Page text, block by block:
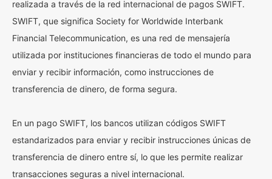
realizada a través de la red internacional de pagos SWIFT.
SWIFT, que significa Society for Worldwide Interbank
Financial Telecommunication, es una red de mensajería
utilizada por instituciones financieras de todo el mundo para
enviar y recibir información, como instrucciones de
transferencia de dinero, de forma segura.
En un pago SWIFT, los bancos utilizan códigos SWIFT
estandarizados para enviar y recibir instrucciones únicas de
transferencia de dinero entre sí, lo que les permite realizar
transacciones seguras a nivel internacional.